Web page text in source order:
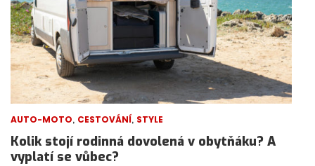
AUTO-MOTO, CESTOVÁNÍ, STYLE
Kolik stojí rodinná dovolená v obytňáku? A
vyplatí se vůbec?